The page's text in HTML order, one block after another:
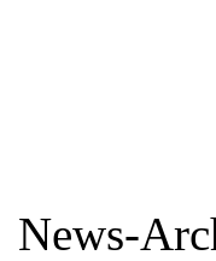
News-